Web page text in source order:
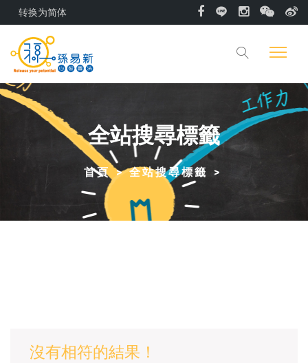
转换为简体
全站搜尋標籤
首頁 全站搜尋標籤
沒有相符的結果！